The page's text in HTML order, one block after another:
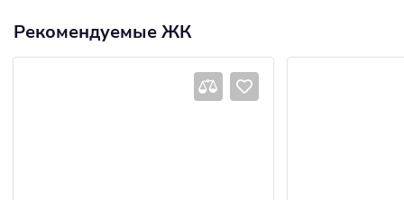
Рекомендуемые ЖК